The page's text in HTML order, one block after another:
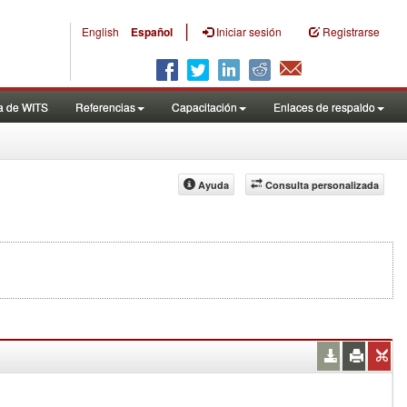
English Español | Iniciar sesión Registrarse
de WITS Referencias Capacitación Enlaces de respaldo
Consulta personalizada
Ayuda